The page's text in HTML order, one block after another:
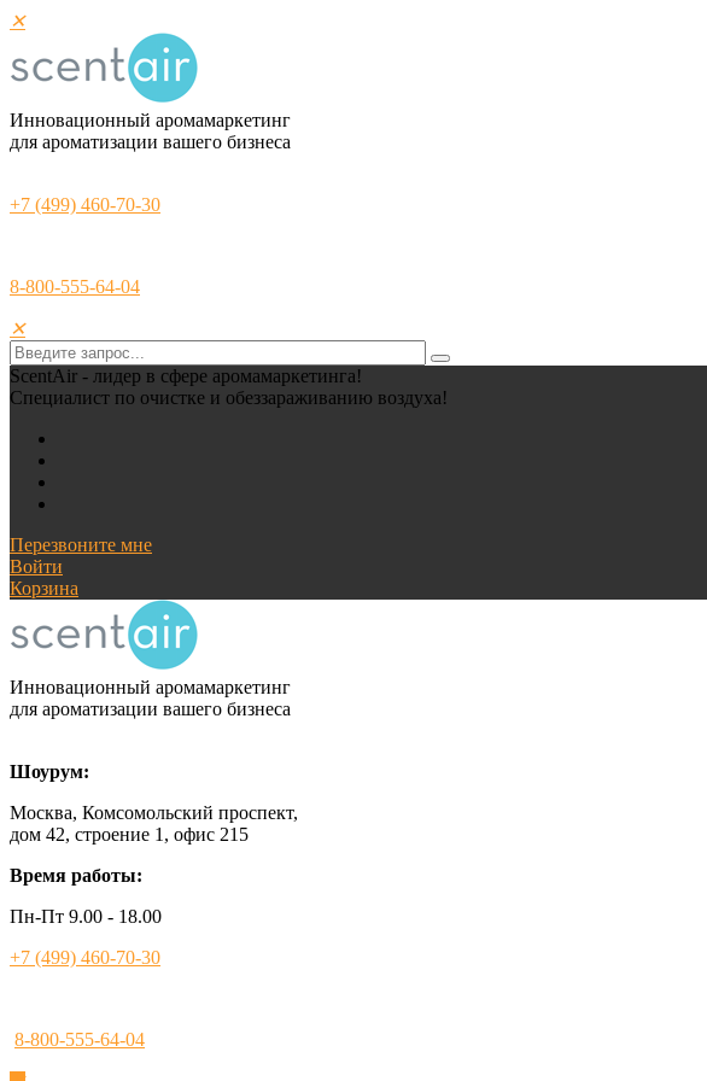
✕
Инновационный аромамаркетинг
для ароматизации вашего бизнеса
+7 (499) 460-70-30
8-800-555-64-04
✕
ScentAir - лидер в сфере аромамаркетинга!
Специалист по очистке и обеззараживанию воздуха!
Перезвоните мне
Войти
Корзина
Инновационный аромамаркетинг
для ароматизации вашего бизнеса
Шоурум:
Москва, Комсомольский проспект,
дом 42, строение 1, офис 215
Время работы:
Пн-Пт 9.00 - 18.00
+7 (499) 460-70-30
8-800-555-64-04